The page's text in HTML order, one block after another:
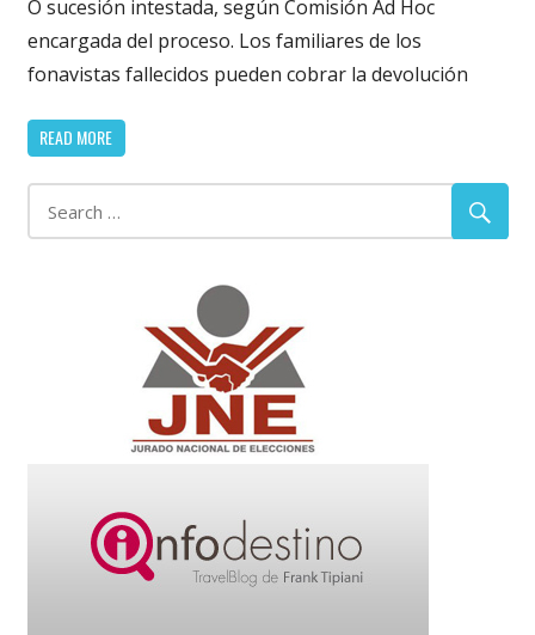
O sucesión intestada, según Comisión Ad Hoc
encargada del proceso. Los familiares de los
fonavistas fallecidos pueden cobrar la devolución
READ MORE